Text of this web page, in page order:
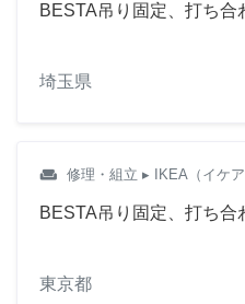
BESTA吊り固定、打ち合
埼玉県
weekend 修理・組立 ▸ IKEA（イケ
BESTA吊り固定、打ち合
東京都